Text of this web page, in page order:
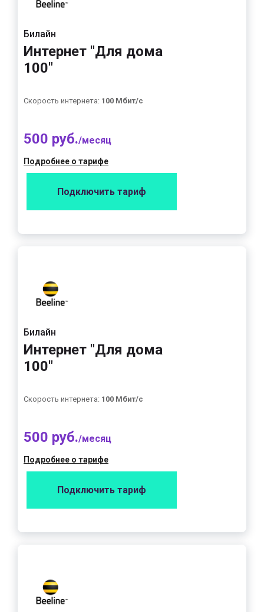
Билайн
Интернет "Для дома
100"
Скорость интернета: 100 Мбит/с
500 руб./месяц
Подробнее о тарифе
Подключить тариф
Билайн
Интернет "Для дома
100"
Скорость интернета: 100 Мбит/с
500 руб./месяц
Подробнее о тарифе
Подключить тариф